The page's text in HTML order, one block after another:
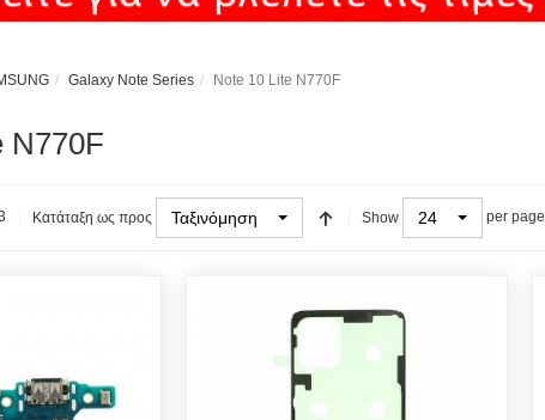
Galaxy Note Series Note 10 Lite N770F
N770F
Κατάταξη ως προς Ταξινόμηση Show 24 per page